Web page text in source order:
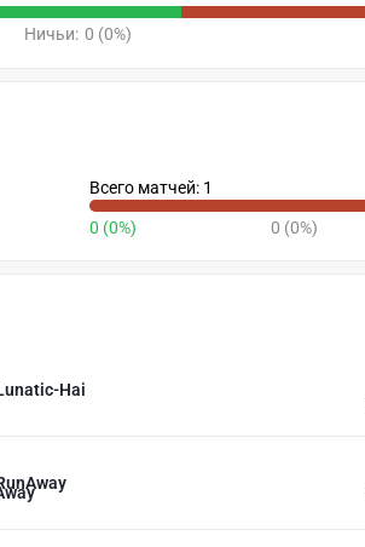
Ничьи: 0 (0%)
Всего матчей: 1
0 (0%) 0 (0%)
Hai